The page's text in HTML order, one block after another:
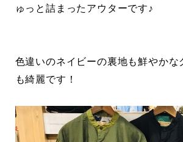
ゅっと詰まったアウターです♪
色違いのネイビーの裏地も鮮やかな
も綺麗です！